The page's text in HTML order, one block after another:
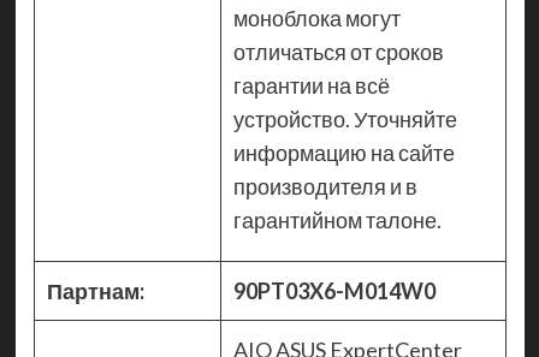
моноблока могут
отличаться от сроков
гарантии на всё
устройство. Уточняйте
информацию на сайте
производителя и в
гарантийном талоне.
Партнам: 90PT03X6-M014W0
AIO ASUS ExpertCenter